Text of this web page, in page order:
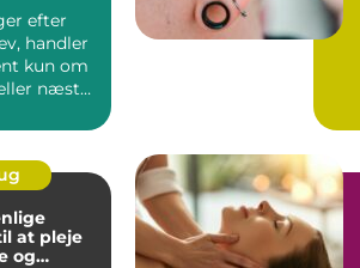
efter
handler
kun om
næste
at pleje
og